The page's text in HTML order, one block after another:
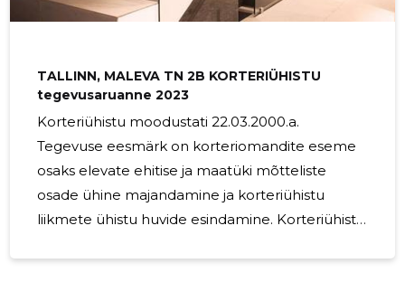
TALLINN, MALEVA TN 2B KORTERIÜHISTU
tegevusaruanne 2023
Korteriühistu moodustati 22.03.2000.a.
Tegevuse eesmärk on korteriomandite eseme
osaks elevate ehitise ja maatüki mõtteliste
osade ühine majandamine ja korteriühistu
liikmete ühistu huvide esindamine. Korteriühistu